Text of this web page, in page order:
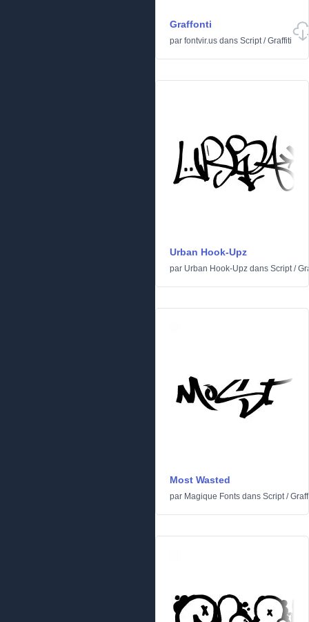
Graffonti
par fontvir.us dans Script/Graffiti
Urban Hook-Upz
par Urban Hook-Upz dans Script/
Most Wasted
par Magique Fonts dans Script/